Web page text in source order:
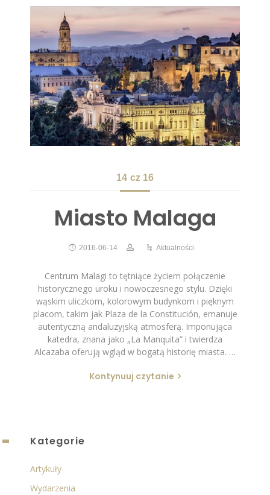
14 cz 16
Miasto Malaga
2016-06-14 Aktualności
Centrum Malagi to tętniące życiem połączenie
historycznego uroku i nowoczesnego stylu. Dzięki
wąskim uliczkom, kolorowym budynkom i pięknym
placom, takim jak Plaza de la Constitución, emanuje
autentyczną andaluzyjską atmosferą. Imponująca
katedra, znana jako „La Manquita” i twierdza
Alcazaba oferują wgląd w bogatą historię miasta. …
Kontynuuj czytanie
Kategorie
Artykuły
Wydarzenia